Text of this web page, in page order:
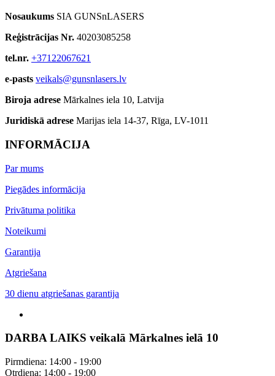
Nosaukums SIA GUNSnLASERS
Reģistrācijas Nr. 40203085258
tel.nr. +37122067621
e-pasts veikals@gunsnlasers.lv
Biroja adrese Mārkalnes iela 10, Latvija
Juridiskā adrese Marijas iela 14-37, Rīga, LV-1011
INFORMĀCIJA
Par mums
Piegādes informācija
Privātuma politika
Noteikumi
Garantija
Atgriešana
30 dienu atgriešanas garantija
DARBA LAIKS veikalā Mārkalnes ielā 10
Pirmdiena: 14:00 - 19:00
Otrdiena: 14:00 - 19:00